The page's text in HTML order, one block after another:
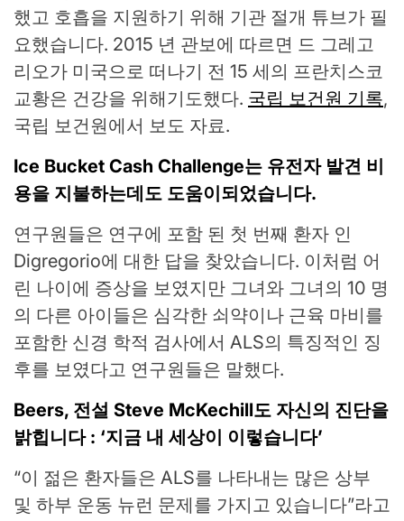
했고 호흡을 지원하기 위해 기관 절개 튜브가 필
요했습니다. 2015 년 관보에 따르면 드 그레고
리오가 미국으로 떠나기 전 15 세의 프란치스코
교황은 건강을 위해기도했다. 국립 보건원 기록,
국립 보건원에서 보도 자료.
Ice Bucket Cash Challenge는 유전자 발견 비
용을 지불하는데도 도움이되었습니다.
연구원들은 연구에 포함 된 첫 번째 환자 인
Digregorio에 대한 답을 찾았습니다. 이처럼 어
린 나이에 증상을 보였지만 그녀와 그녀의 10 명
의 다른 아이들은 심각한 쇠약이나 근육 마비를
포함한 신경 학적 검사에서 ALS의 특징적인 징
후를 보였다고 연구원들은 말했다.
Beers, 전설 Steve McKechill도 자신의 진단을
밝힙니다 : ‘지금 내 세상이 이렇습니다’
“이 젊은 환자들은 ALS를 나타내는 많은 상부
및 하부 운동 뉴런 문제를 가지고 있습니다”라고